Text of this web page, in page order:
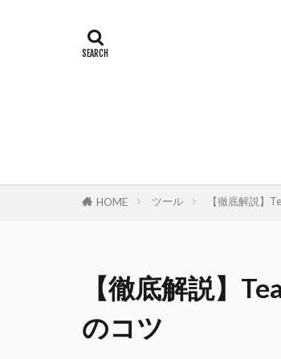
HOME ツール 【徹底解説】
【徹底解説】
のコツ